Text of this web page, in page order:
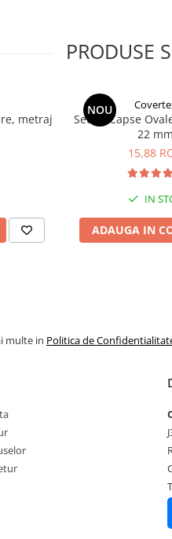
PRODUSE
metraj
NOU
Set 10 Capse
22 mm
15,88
IN
ADAUGA IN
multe in Politica de